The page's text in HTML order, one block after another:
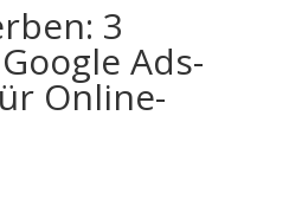
3
Ads-
Online-